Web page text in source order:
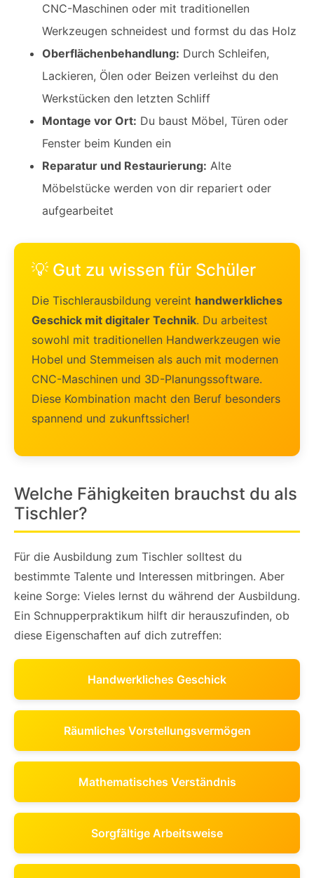
CNC-Maschinen oder mit traditionellen
Werkzeugen schneidest und formst du das Holz
Oberflächenbehandlung: Durch Schleifen,
Lackieren, Ölen oder Beizen verleihst du den
Werkstücken den letzten Schliff
Montage vor Ort: Du baust Möbel, Türen oder
Fenster beim Kunden ein
Reparatur und Restaurierung: Alte
Möbelstücke werden von dir repariert oder
aufgearbeitet
💡 Gut zu wissen für Schüler
Die Tischlerausbildung vereint handwerkliches
Geschick mit digitaler Technik. Du arbeitest
sowohl mit traditionellen Handwerkzeugen wie
Hobel und Stemmeisen als auch mit modernen
CNC-Maschinen und 3D-Planungssoftware.
Diese Kombination macht den Beruf besonders
spannend und zukunftssicher!
Welche Fähigkeiten brauchst du als
Tischler?
Für die Ausbildung zum Tischler solltest du
bestimmte Talente und Interessen mitbringen. Aber
keine Sorge: Vieles lernst du während der Ausbildung.
Ein Schnupperpraktikum hilft dir herauszufinden, ob
diese Eigenschaften auf dich zutreffen:
Handwerkliches Geschick
Räumliches Vorstellungsvermögen
Mathematisches Verständnis
Sorgfältige Arbeitsweise